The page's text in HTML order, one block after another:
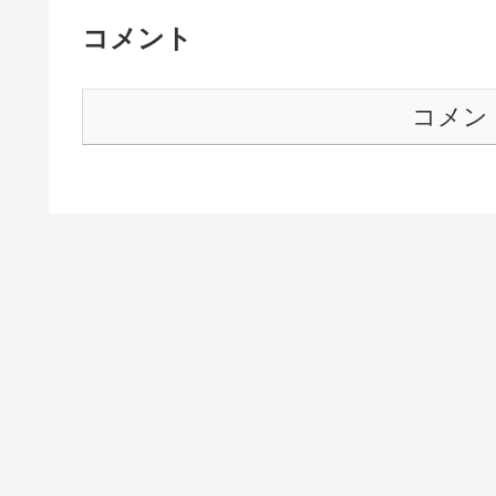
コメント
コメン